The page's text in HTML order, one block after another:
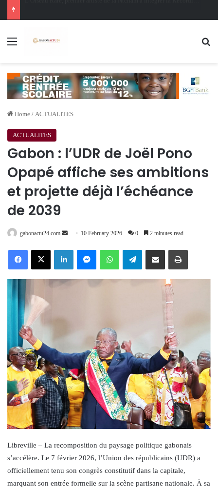
Menu
Home / ACTUALITES
ACTUALITES
Gabon : l’UDR de Joël Pono
Opapé affiche ses ambitions
et projette déjà l’échéance
de 2039
gabonactu24.com
Send 10 February 2026 0 2 minutes read
FacebookX LinkedInMessengerWhatsAppTelegramShare via Email Print
Libreville – La recomposition du paysage politique gabonais
s’accélère. Le 7 février 2026, l’Union des républicains (UDR) a
officiellement tenu son congrès constitutif dans la capitale,
marquant son entrée formelle sur la scène partisane nationale. À sa